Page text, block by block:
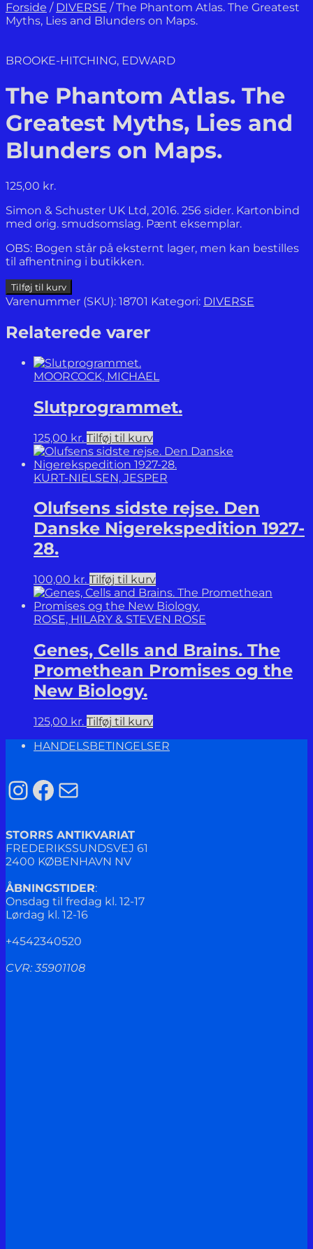
Forside / DIVERSE /The Phantom Atlas. The Greatest
Myths, Lies and Blunders on Maps.
BROOKE-HITCHING, EDWARD
The Phantom Atlas. The
Greatest Myths, Lies and
Blunders on Maps.
125,00 kr.
Simon & Schuster UK Ltd, 2016. 256 sider. Kartonbind
med orig. smudsomslag. Pænt eksemplar.
OBS: Bogen står på eksternt lager, men kan bestilles
til afhentning i butikken.
The
Phantom
The
Greatest
Lies
Maps.
Tilføj til kurv
Varenummer (SKU): 18701 Kategori: DIVERSE
Relaterede varer
MOORCOCK, MICHAEL
Slutprogrammet.
125,00 kr. Tilføj til kurv
KURT-NIELSEN, JESPER
Olufsens sidste rejse. Den
Danske Nigerekspedition 1927-
28.
100,00 kr. Tilføj til kurv
ROSE, HILARY & STEVEN ROSE
Genes, Cells and Brains. The
Promethean Promises og the
New Biology.
125,00 kr. Tilføj til kurv
HANDELSBETINGELSER
Instagram
Facebook
Mail
STORRS ANTIKVARIAT
FREDERIKSSUNDSVEJ 61
2400 KØBENHAVN NV
ÅBNINGSTIDER:
Onsdag til fredag kl. 12-17
Lørdag kl. 12-16
+4542340520
CVR: 35901108